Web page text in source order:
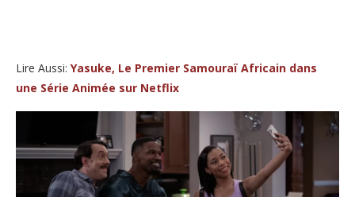
Lire Aussi: Yasuke, Le Premier Samouraï Africain dans
une Série Animée sur Netflix